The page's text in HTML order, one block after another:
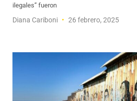
ilegales” fueron
Diana Cariboni 26 febrero, 2025